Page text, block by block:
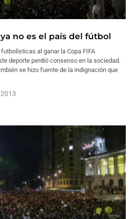
no es el país del fútbol
al ganar la Copa FIFA
deporte perdió consenso en la sociedad.
se hizo fuente de la indignación que